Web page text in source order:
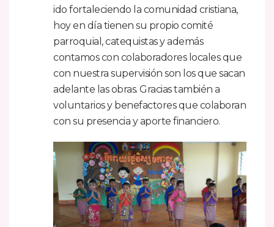
ido fortaleciendo la comunidad cristiana,
hoy en día tienen su propio comité
parroquial, catequistas y además
contamos con colaboradores locales que
con nuestra supervisión son los que sacan
adelante las obras. Gracias también a
voluntarios y benefactores que colaboran
con su presencia y aporte financiero.